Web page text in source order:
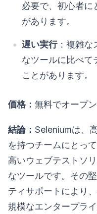
必要で、初心者に
があります。
遅い実行：複雑な
なツールに比べて
ことがあります。
価格： 無料でオープン
結論： Seleniumは、
を持つチームにとっ
高いウェブテストソ
なツールです。その
ティサポートにより
規模なエンタープラ